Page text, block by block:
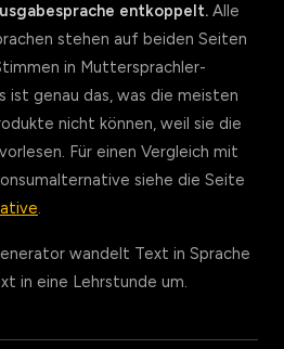
entkoppelt. Alle
stehen auf beiden Seiten
in Muttersprachler-
ist genau das, was die meisten
nicht können, weil sie die
Für einen Vergleich mit
siehe die Seite
.
wandelt Text in Sprache
in eine Lehrstunde um.